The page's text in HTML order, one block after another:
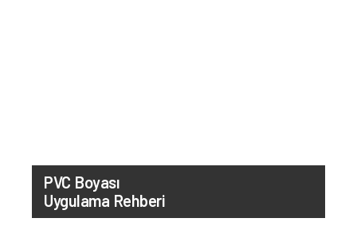
PVC Boyası
Uygulama Rehberi